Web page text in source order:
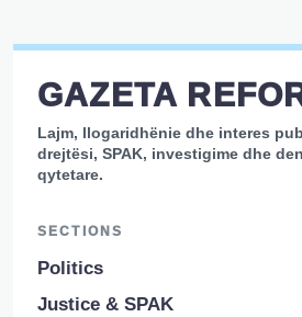
GAZETA
Lajm, llogaridhënie dhe interes
drejtësi, SPAK, investigime dhe
qytetare.
SECTIONS
Politics
Justice & SPAK